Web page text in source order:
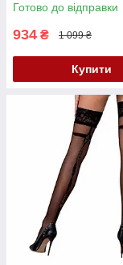
Готово до відправки
934 ₴ 1 099 ₴
Купити